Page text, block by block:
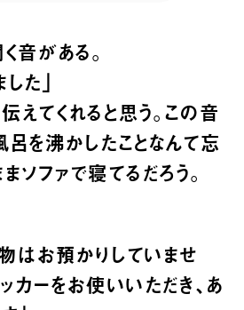
音がある。
た」
てくれると思う。この音
を沸かしたことなんて忘
ソファで寝てるだろう。
はお預かりしていませ
カーをお使いいただき、あ